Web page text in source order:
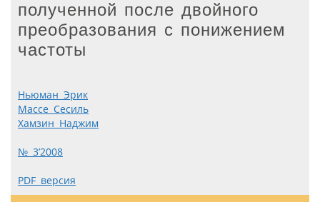
полученной после двойного
преобразования с понижением
частоты
Ньюман Эрик
Массе Сесиль
Хамзин Наджим
№ 3’2008
PDF версия